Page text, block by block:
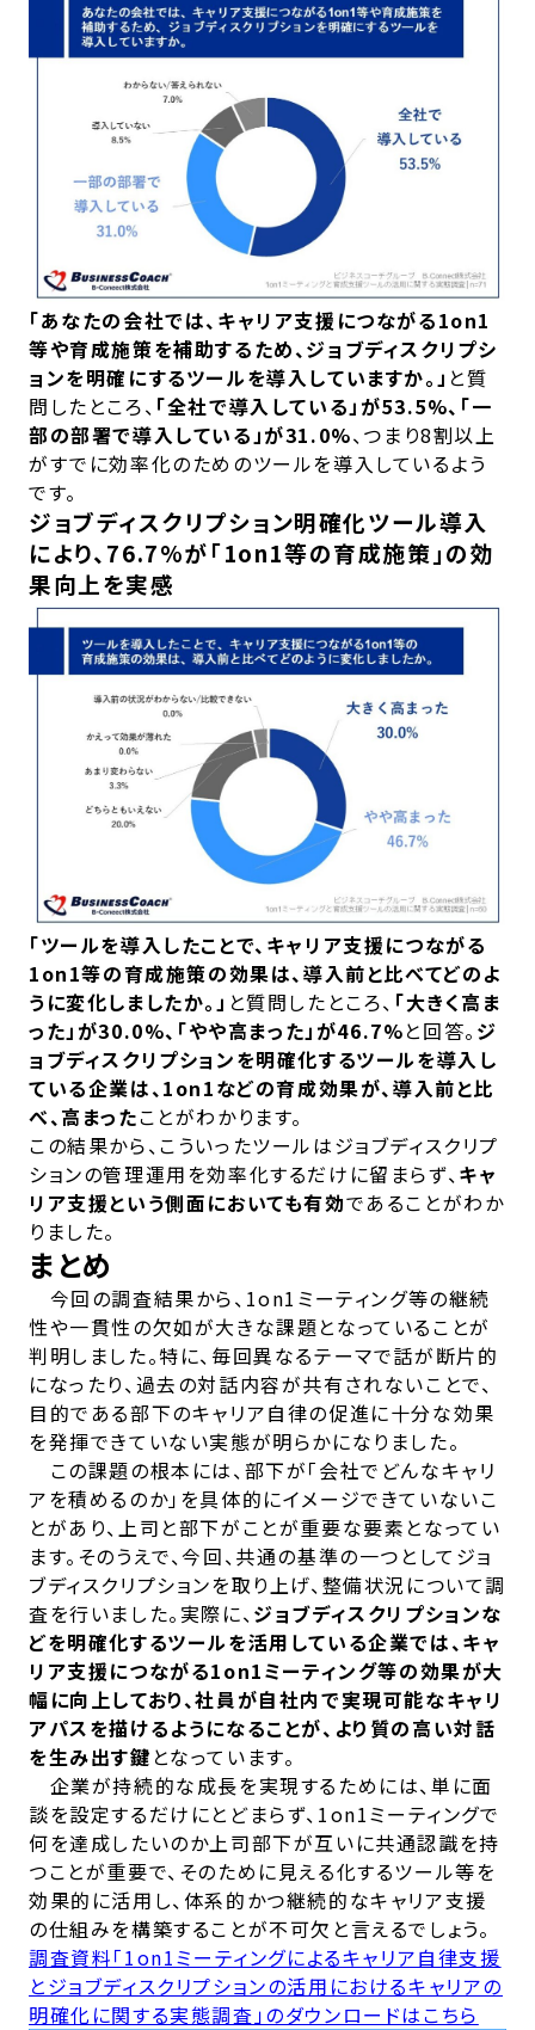
「あなたの会社では、キャリア支援につながる1on1
等や育成施策を補助するため、ジョブディスクリプシ
ョンを明確にするツールを導入していますか。」 と質
問したところ、 「全社で導入している」が53.5%、「一
部の部署で導入している」が31.0%、つまり8割以上
がすでに効率化のためのツールを導入しているよう
です。
ジョブディスクリプション明確化ツール導入
により、76.7%が「1on1等の育成施策」の効
果向上を実感
「ツールを導入したことで、キャリア支援につながる
1on1等の育成施策の効果は、導入前と比べてどのよ
うに変化しましたか。」 と質問したところ、 「大きく高ま
った」が30.0%、「やや高まった」が46.7%と回答。 ジ
ョブディスクリプションを明確化するツールを導入し
ている企業は、1on1などの育成効果が、導入前と比
べ、高まったことがわかります。
この結果から、こういったツールはジョブディスクリプ
ションの管理運用を効率化するだけに留まらず、キャ
リア支援という側面においても有効であることがわか
りました。
まとめ
今回の調査結果から、1on1ミーティング等の継続
性や一貫性の欠如が大きな課題となっていることが
判明しました。特に、毎回異なるテーマで話が断片的
になったり、過去の対話内容が共有されないことで、
目的である部下のキャリア自律の促進に十分な効果
を発揮できていない実態が明らかになりました。
この課題の根本には、部下が「会社でどんなキャリ
アを積めるのか」を具体的にイメージできていないこ
とがあり、上司と部下がことが重要な要素となってい
ます。そのうえで、今回、共通の基準の一つとしてジョ
ブディスクリプションを取り上げ、整備状況について調
査を行いました。実際に、ジョブディスクリプションな
どを明確化するツールを活用している企業では、キャ
リア支援につながる1on1ミーティング等の効果が大
幅に向上しており、社員が自社内で実現可能なキャリ
アパスを描けるようになることが、より質の高い対話
を生み出す鍵 となっています。
企業が持続的な成長を実現するためには、単に面
談を設定するだけにとどまらず、1on1ミーティングで
何を達成したいのか上司部下が互いに共通認識を持
つことが重要で、そのために見える化するツール等を
効果的に活用し、体系的かつ継続的なキャリア支援
の仕組みを構築することが不可欠と言えるでしょう。
調査資料「1on1ミーティングによるキャリア自律支援
とジョブディスクリプションの活用におけるキャリアの
明確化に関する実態調査」のダウンロードはこちら